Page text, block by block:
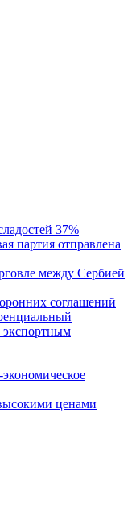
37%
партия отправлена
между Сербией
соглашений
экспортным
ценами